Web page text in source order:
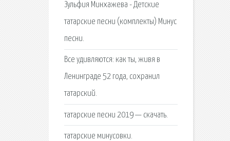
Зульфия Минхажева - Детские
татарские песни (комплекты) Минус
песни.
Все удивляются: как ты, живя в
Ленинграде 52 года, сохранил
татарский.
татарские песни 2019 — скачать.
татарские минусовки.